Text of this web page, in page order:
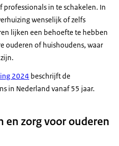
in te schakelen. In
wenselijk of zelfs
lijken een behoefte te hebben
ouderen of huishoudens, waar
2024 beschrijft de
in Nederland vanaf 55 jaar.
en zorg voor ouderen